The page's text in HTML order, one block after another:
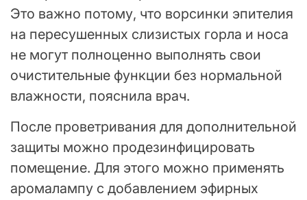
Это важно потому, что ворсинки эпителия
на пересушенных слизистых горла и носа
не могут полноценно выполнять свои
очистительные функции без нормальной
влажности, пояснила врач.
После проветривания для дополнительной
защиты можно продезинфицировать
помещение. Для этого можно применять
аромалампу с добавлением эфирных